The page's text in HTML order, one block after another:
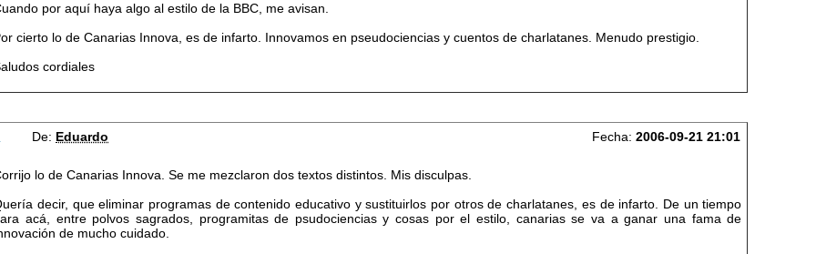
por aquí haya algo al estilo de la BBC, me avisan.
cierto lo de Canarias Innova, es de infarto. Innovamos en pseudociencias y cuentos de charlatanes. Menudo prestigio.
cordiales
De: Eduardo Fecha:2006-09-21 21:01
lo de Canarias Innova. Se me mezclaron dos textos distintos. Mis disculpas.
decir, que eliminar programas de contenido educativo y sustituirlos por otros de charlatanes, es de infarto. De un tiempo
acá, entre polvos sagrados, programitas de psudociencias y cosas por el estilo, canarias se va a ganar una fama de
de mucho cuidado.